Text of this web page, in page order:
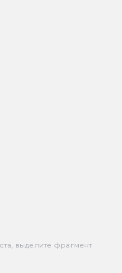
выделите фрагмент